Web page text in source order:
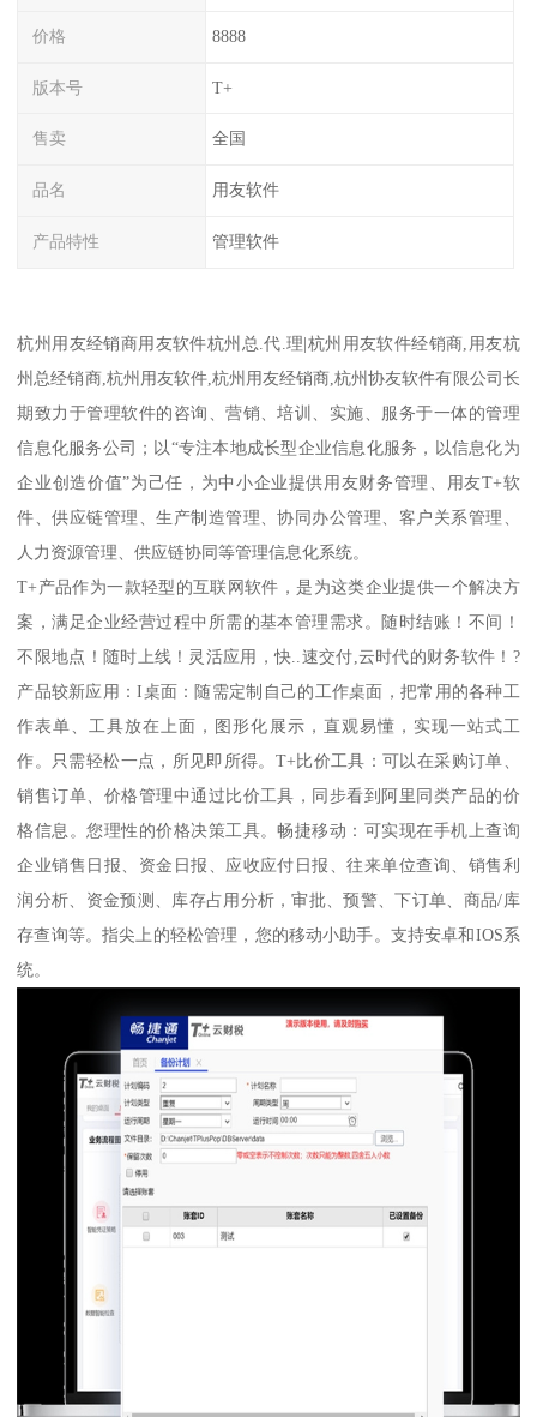
价格 8888
版本号 T+
售卖 全国
品名 用友软件
产品特性 管理软件
杭州用友经销商用友软件杭州总.代.理|杭州用友软件经销商,用友杭
州总经销商,杭州用友软件,杭州用友经销商,杭州协友软件有限公司长
期致力于管理软件的咨询、营销、培训、实施、服务于一体的管理
信息化服务公司；以“专注本地成长型企业信息化服务，以信息化为
企业创造价值”为己任，为中小企业提供用友财务管理、用友T+软
件、供应链管理、生产制造管理、协同办公管理、客户关系管理、
人力资源管理、供应链协同等管理信息化系统。
T+产品作为一款轻型的互联网软件，是为这类企业提供一个解决方
案，满足企业经营过程中所需的基本管理需求。随时结账！不间！
不限地点！随时上线！灵活应用，快..速交付,云时代的财务软件！?
产品较新应用：I桌面：随需定制自己的工作桌面，把常用的各种工
作表单、工具放在上面，图形化展示，直观易懂，实现一站式工
作。只需轻松一点，所见即所得。T+比价工具：可以在采购订单、
销售订单、价格管理中通过比价工具，同步看到阿里同类产品的价
格信息。您理性的价格决策工具。畅捷移动：可实现在手机上查询
企业销售日报、资金日报、应收应付日报、往来单位查询、销售利
润分析、资金预测、库存占用分析，审批、预警、下订单、商品/库
存查询等。指尖上的轻松管理，您的移动小助手。支持安卓和IOS系
统。